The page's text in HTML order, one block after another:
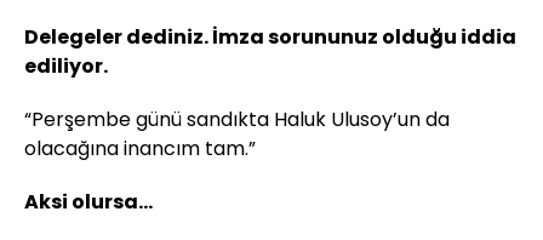
Delegeler dediniz. İmza sorununuz olduğu iddia
ediliyor.
“Perşembe günü sandıkta Haluk Ulusoy’un da
olacağına inancım tam.”
Aksi olursa...